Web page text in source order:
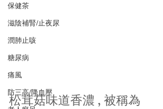
保健茶
滋陰補腎/止夜尿
潤肺止咳
糖尿病
痛風
防三高/降血壓
松茸菇味道香濃 , 被稱為